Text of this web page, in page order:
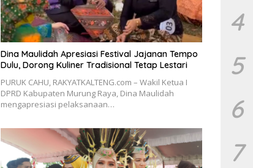
Dina Maulidah Apresiasi Festival Jajanan Tempo
Dulu, Dorong Kuliner Tradisional Tetap Lestari
PURUK CAHU, RAKYATKALTENG.com – Wakil Ketua I
DPRD Kabupaten Murung Raya, Dina Maulidah
mengapresiasi pelaksanaan…
4
5
6
7